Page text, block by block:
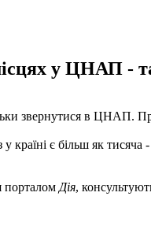
у ЦНАП -
звернутися в ЦНАП.
є більш як
порталом Дія,